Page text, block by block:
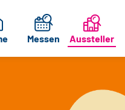
Messen Aussteller